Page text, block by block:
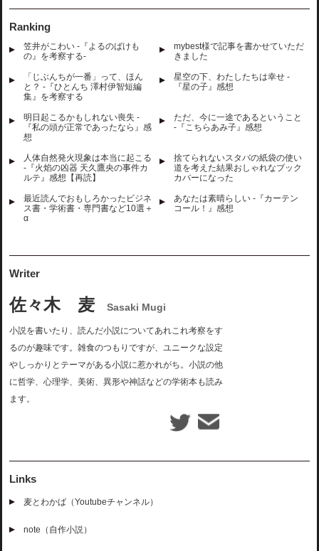
Ranking
笠井がこわい -『よるのばけも
の』を考察する-
mybest様で記事を書かせていただ
きました
「じぶんちが一番」って、ほん
と？ -『ひとんち 澤村伊智短編
集』を考察する
星空の下、わたしたちは幸せ -
『星の子』感想
明日起こるかもしれない喪失 -
『私の頭が正常であったなら』感
想
ただ、今に一途であるということ
-『こちらあみ子』感想
人体自然発火現象は本当に起こる
-『火焰の凶器 天久鷹央の事件カ
ルテ』感想【再読】
捨てられないスタバの紙袋の使い
道を考えた結果おしゃれなブック
カバーになった
最近読んでおもしろかったビジネ
ス書・学術書・専門書など10選＋
α
あなたは素晴らしい -『カーテン
コール！』感想
Writer
佐々木 麦 Sasaki Mugi
小説を書いたり、読んだ小説についてあれこれ考察をす
るのが趣味です。雑食のつもりですが、ユニークな設定
やしっかりとテーマがある小説に惹かれがち。小説の他
に哲学、心理学、美術、異形や神話などの学術本も読み
ます。
Links
麦とわかば（Youtubeチャンネル）
note（自作小説）